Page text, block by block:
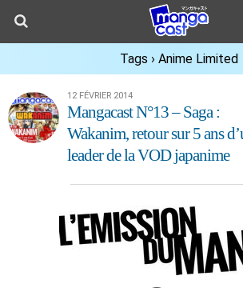
Tags › Anime Limited
12 FÉVRIER 2014
Mangacast N°13 – Saga :
Wakanim, retour sur 5 ans
leader de la VOD japanime